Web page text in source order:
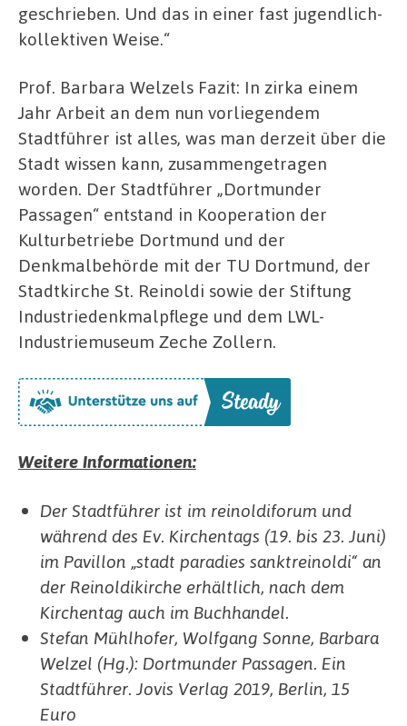
geschrieben. Und das in einer fast jugendlich-
kollektiven Weise.“
Prof. Barbara Welzels Fazit: In zirka einem
Jahr Arbeit an dem nun vorliegendem
Stadtführer ist alles, was man derzeit über die
Stadt wissen kann, zusammengetragen
worden. Der Stadtführer „Dortmunder
Passagen“ entstand in Kooperation der
Kulturbetriebe Dortmund und der
Denkmalbehörde mit der TU Dortmund, der
Stadtkirche St. Reinoldi sowie der Stiftung
Industriedenkmalpflege und dem LWL-
Industriemuseum Zeche Zollern.
Weitere Informationen:
Der Stadtführer ist im reinoldiforum und
während des Ev. Kirchentags (19. bis 23. Juni)
im Pavillon „stadt paradies sanktreinoldi“ an
der Reinoldikirche erhältlich, nach dem
Kirchentag auch im Buchhandel.
Stefan Mühlhofer, Wolfgang Sonne, Barbara
Welzel (Hg.): Dortmunder Passagen. Ein
Stadtführer. Jovis Verlag 2019, Berlin, 15
Euro